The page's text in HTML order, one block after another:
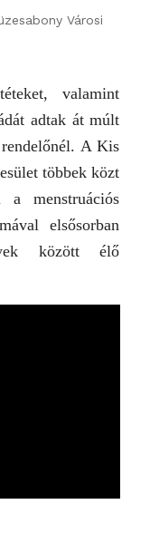
Városi
valamint
adtak át múlt
A Kis
többek közt
menstruációs
elsősorban
között élő